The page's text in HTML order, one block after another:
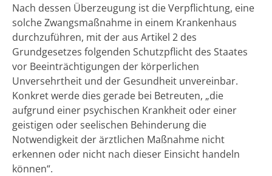
Nach dessen Überzeugung ist die Verpflichtung, eine
solche Zwangsmaßnahme in einem Krankenhaus
durchzuführen, mit der aus Artikel 2 des
Grundgesetzes folgenden Schutzpflicht des Staates
vor Beeinträchtigungen der körperlichen
Unversehrtheit und der Gesundheit unvereinbar.
Konkret werde dies gerade bei Betreuten, „die
aufgrund einer psychischen Krankheit oder einer
geistigen oder seelischen Behinderung die
Notwendigkeit der ärztlichen Maßnahme nicht
erkennen oder nicht nach dieser Einsicht handeln
können“.